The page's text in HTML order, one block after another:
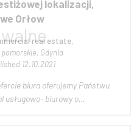
drugiej...
lokalizacji,
Orłow
real estate,
pomorskie, Gdynia
12.10.2021
biura oferujemy Państwu
usługowo- biurowy o